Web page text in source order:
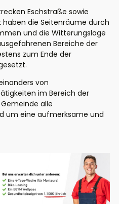
Eschstraße sowie
haben die Seitenräume durch
und die Witterungslage
Bereiche der
zum Ende der
von
im Bereich der
alle
um eine aufmerksame und